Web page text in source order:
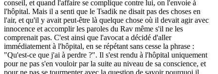
conseil, et quand l'affaire se complique contre lui, on l'envoie à
l'hôpital. Mais il a senti que le Tsadik ne disait pas des choses en
l'air, et qu'il y avait peut-être là quelque chose où il devait agir avec
innocence et accomplir les paroles du Rav même s'il ne les
comprenait pas. C'est ainsi que l'avocat a décidé d'aller
immédiatement à l'hôpital, en se répétant sans cesse la phrase :
"Qu'est-ce que j'ai à perdre ?". Il s'est rendu à l'hôpital uniquement
pour ne pas s'en vouloir par la suite au niveau de sa conscience, et
pour ne pas se tourmenter avec la question de savoir pourquoi il